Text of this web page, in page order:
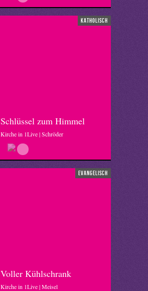
katholisch
Schlüssel zum Himmel
Kirche in 1Live | Schröder
evangelisch
Voller Kühlschrank
Kirche in 1Live | Meisel